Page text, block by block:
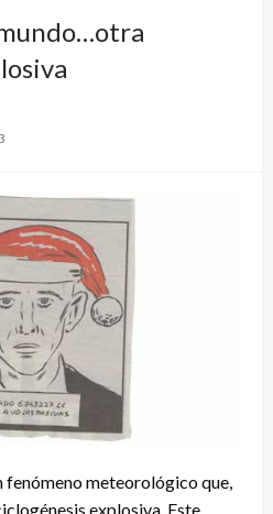
fenómeno meteorológico que,
explosiva. Este